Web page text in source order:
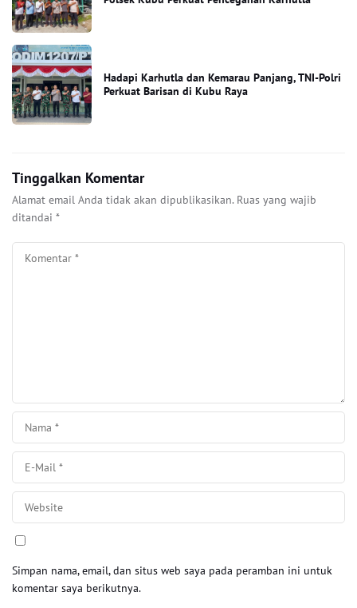
Hadapi Karhutla dan Kemarau Panjang, TNI-Polri
Perkuat Barisan di Kubu Raya
Tinggalkan Komentar
Alamat email Anda tidak akan dipublikasikan. Ruas yang wajib
ditandai *
Simpan nama, email, dan situs web saya pada peramban ini untuk
komentar saya berikutnya.